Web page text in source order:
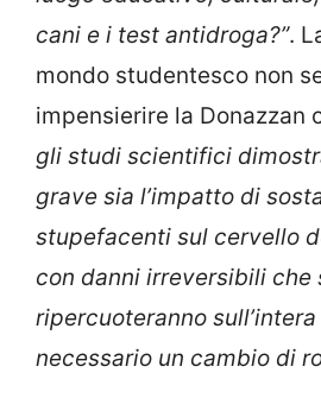
cani e i test antidroga?”.
mondo studentesco non
impensierire la Donazzan
gli studi scientifici
grave sia l’impatto di
stupefacenti sul cervello
con danni irreversibili che
ripercuoteranno
necessario un cambio di